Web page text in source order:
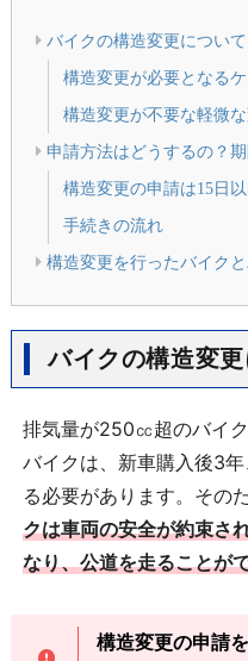
バイクの構造変更について
構造変更が必要となるケ
構造変更が不要な軽微
申請方法はどうするの？
構造変更の申請は15日
手続きの流れ
構造変更を行ったバイク
バイクの構造変
排気量が250㏄超のバイ
バイクは、新車購入後3
る必要があります。そのた
クは車両の安全が約束さ
なり、公道を走ることが
構造変更の申請